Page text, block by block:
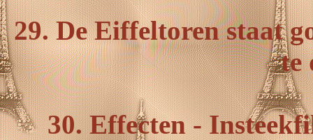
29. De Eiffeltoren staat
te
30. Effecten -